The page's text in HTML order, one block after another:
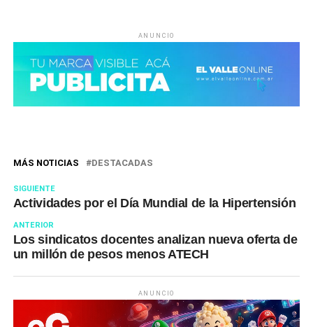
ANUNCIO
MÁS NOTICIAS DESTACADAS
SIGUIENTE
Actividades por el Día Mundial de la Hipertensión
ANTERIOR
Los sindicatos docentes analizan nueva oferta de
un millón de pesos menos ATECH
ANUNCIO